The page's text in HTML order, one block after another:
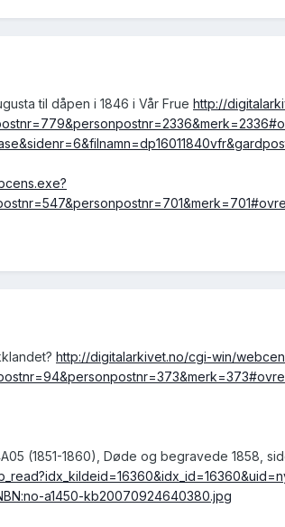
til dåpen i 1846 i Vår Frue http://
http://digitalarkivet.no/cgi-win/
(1851-1860), Døde og begravede 1858,
a1450-kb20070924640380.jpg